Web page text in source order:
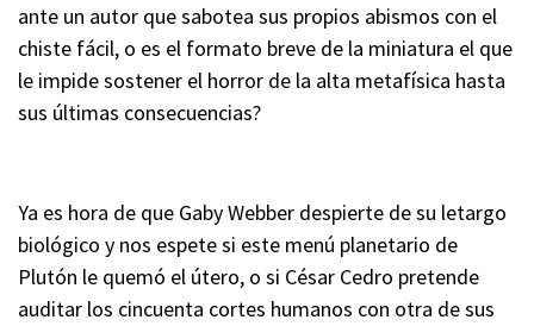
ante un autor que sabotea sus propios abismos con el
chiste fácil, o es el formato breve de la miniatura el que
le impide sostener el horror de la alta metafísica hasta
sus últimas consecuencias?
Ya es hora de que Gaby Webber despierte de su letargo
biológico y nos espete si este menú planetario de
Plutón le quemó el útero, o si César Cedro pretende
auditar los cincuenta cortes humanos con otra de sus